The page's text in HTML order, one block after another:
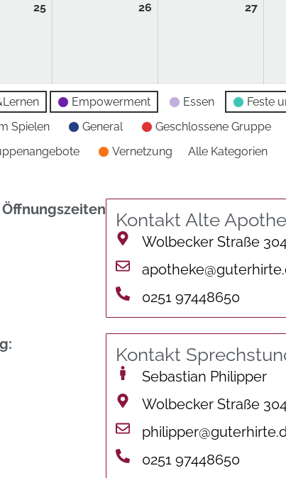
25 26 27
Empowerment Essen
Feste
Spielen
General Geschlossene Gruppe
Vernetzung
Alle Kategorien
Kontakt Alte
Wolbecker Straße
0251 97448650
Kontakt
Sebastian Philipper
Wolbecker Straße
0251 97448650